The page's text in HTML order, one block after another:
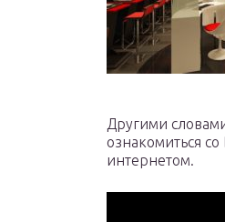
Другими
ознакомиться
интернетом.